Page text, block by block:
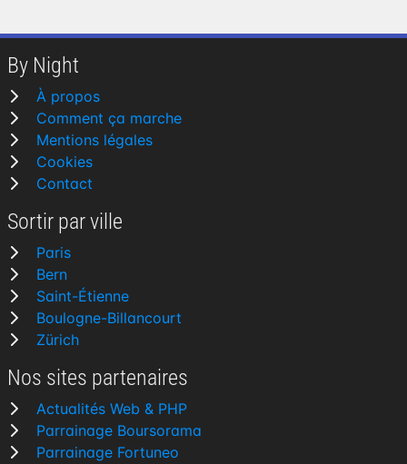
By Night
À propos
Comment ça marche
Mentions légales
Cookies
Contact
Sortir par ville
Paris
Bern
Saint-Étienne
Boulogne-Billancourt
Zürich
Nos sites partenaires
Actualités Web & PHP
Parrainage Boursorama
Parrainage Fortuneo